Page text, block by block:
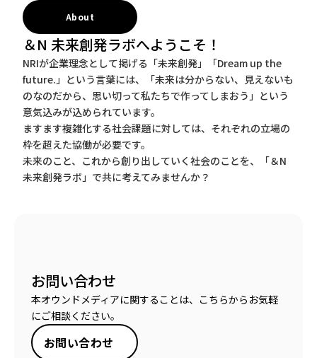
About
＆N 未来創発ラボへようこそ！
NRIが企業理念として掲げる「未来創発」「Dream up the
future.」という言葉には、「未来は分からない、見えないも
のなのだから、思い切って私たちで作ってしまおう」という
意気込みが込められています。
ますます複雑化する社会課題に対しては、それぞれの立場の
枠を超えた協働が必要です。
未来のこと、これから創り出していく社会のことを、「＆N
未来創発ラボ」で共に考えてみませんか？
お問い合わせ
本オウンドメディアに関することは、こちらからお気軽
にご相談ください。
お問い合わせ